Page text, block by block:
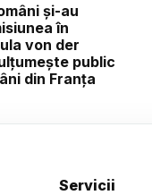
și-au
în
von der
public
din Franța
Servicii